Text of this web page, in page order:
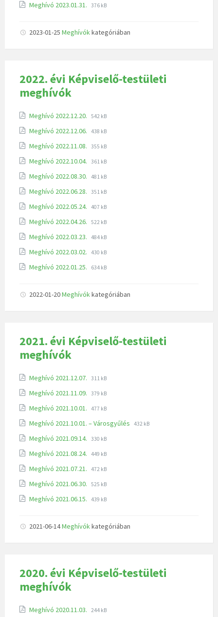
Meghívó 2023.01.31. 376 kB
2023-01-25 Meghívókkategóriában
2022. évi Képviselő-testületi
meghívók
Meghívó 2022.12.20. 542 kB
Meghívó 2022.12.06. 438 kB
Meghívó 2022.11.08. 355 kB
Meghívó 2022.10.04. 361 kB
Meghívó 2022.08.30. 481 kB
Meghívó 2022.06.28. 351 kB
Meghívó 2022.05.24. 407 kB
Meghívó 2022.04.26. 522 kB
Meghívó 2022.03.23. 484 kB
Meghívó 2022.03.02. 430 kB
Meghívó 2022.01.25. 634 kB
2022-01-20Meghívókkategóriában
2021. évi Képviselő-testületi
meghívók
Meghívó 2021.12.07. 311 kB
Meghívó 2021.11.09. 379 kB
Meghívó 2021.10.01. 477 kB
Meghívó 2021.10.01. – Városgyűlés 432 kB
Meghívó 2021.09.14. 330 kB
Meghívó 2021.08.24. 449 kB
Meghívó 2021.07.21. 472 kB
Meghívó 2021.06.30. 525 kB
Meghívó 2021.06.15. 439 kB
2021-06-14Meghívókkategóriában
2020. évi Képviselő-testületi
meghívók
Meghívó 2020.11.03. 244 kB